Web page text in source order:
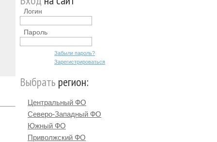
Логин
Пароль
Забыли пароль?
Зарегистрироваться
Выбрать регион:
Центральный ФО
Северо-Западный ФО
Южный ФО
Приволжский ФО